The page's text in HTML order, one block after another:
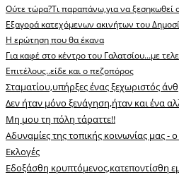
Ούτε τώρα?Τι παραπάνω,για να ξεσηκωθεί
Εξαγορά κατεχόμενων ακινήτων του
Η ερώτηση που θα έκανα
Για καφέ στο κέντρο του Γαλατσίου...με
Eπιτέλους..είδε και ο πεζοπόρος
Σταματίου,υπήρξες ένας ξεχωριστός
Δεν ήταν μόνο ξενάγηση,ήταν και ένα
Μη μου τη πόλη τάραττε!!
Αδυναμίες της τοπικής κοινωνίας μας -
Εκλογές
Εδοξάσθη κρυπτόμενος,κατεποντίσθη